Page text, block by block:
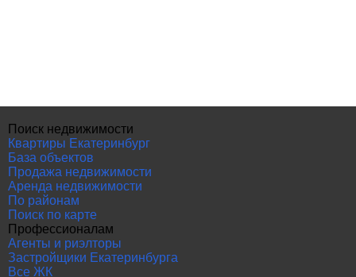
Поиск недвижимости
Квартиры Екатеринбург
База объектов
Продажа недвижимости
Аренда недвижимости
По районам
Поиск по карте
Профессионалам
Агенты и риэлторы
Застройщики Екатеринбурга
Все ЖК